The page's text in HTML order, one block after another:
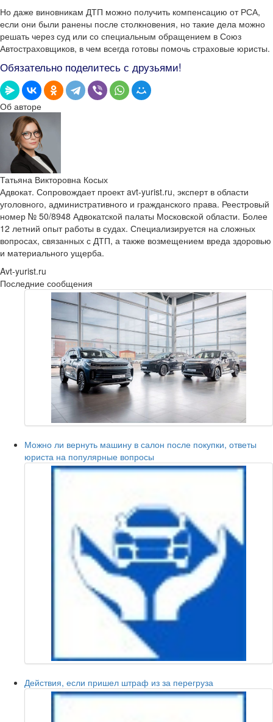
Но даже виновникам ДТП можно получить компенсацию от РСА,
если они были ранены после столкновения, но такие дела можно
решать через суд или со специальным обращением в Союз
Автостраховщиков, в чем всегда готовы помочь страховые юристы.
Обязательно поделитесь с друзьями!
Об авторе
Татьяна Викторовна Косых
Адвокат. Сопровождает проект avt-yurist.ru, эксперт в области
уголовного, административного и гражданского права. Реестровый
номер № 50/8948 Адвокатской палаты Московской области. Более
12 летний опыт работы в судах. Специализируется на сложных
вопросах, связанных с ДТП, а также возмещением вреда здоровью
и материального ущерба.
Avt-yurist.ru
Последние сообщения
Можно ли вернуть машину в салон после покупки, ответы
юриста на популярные вопросы
Действия, если пришел штраф из за перегруза